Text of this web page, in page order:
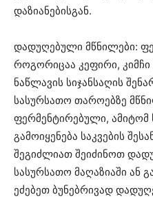
დაზიანებისგან.
დადუღებული მწნილები:
როგორიცაა კეფირი,
ნაწლავის სიჯანსაღის
სასურსათო თაროებზე
ფერმენტირებული, ამიტომ
გამოიყენება საკვების
შეგიძლიათ შეიძინოთ
სასურსათო მაღაზიაში ან
ეძებეთ ბუნებრივად